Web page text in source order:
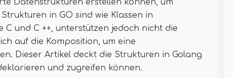
Datenstrukturen erstellen können, um
in GO sind wie Klassen in
und C ++, unterstützen jedoch nicht die
auf die Komposition, um eine
Dieser Artikel deckt die Strukturen in Golang
und zugreifen können.